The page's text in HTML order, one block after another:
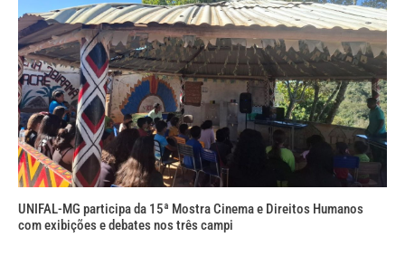
UNIFAL-MG participa da 15ª Mostra Cinema e Direitos Humanos
com exibições e debates nos três campi